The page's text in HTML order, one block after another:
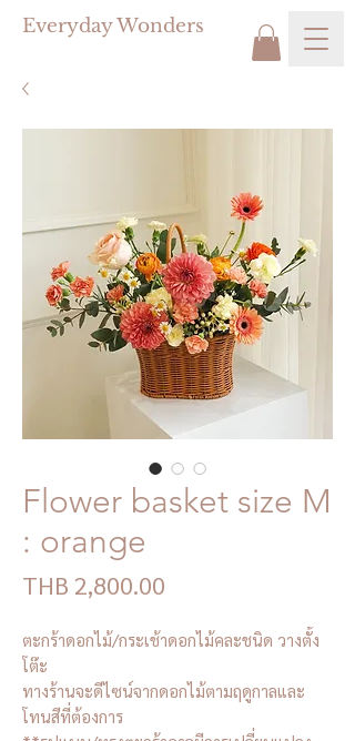
Everyday Wonders
Flower basket size M
: orange
THB 2,800.00
ตะกร้าดอกไม้/กระเช้าดอกไม้คละชนิด วางตั้ง
โต๊ะ
ทางร้านจะดีไซน์จากดอกไม้ตามฤดูกาลและ
โทนสีที่ต้องการ